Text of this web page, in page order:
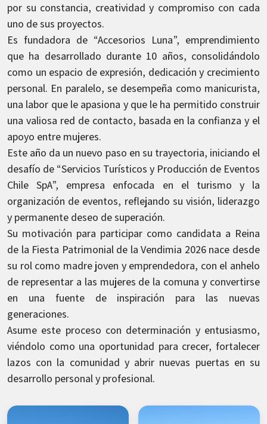
por su constancia, creatividad y compromiso con cada
uno de sus proyectos.
Es fundadora de “Accesorios Luna”, emprendimiento
que ha desarrollado durante 10 años, consolidándolo
como un espacio de expresión, dedicación y crecimiento
personal. En paralelo, se desempeña como manicurista,
una labor que le apasiona y que le ha permitido construir
una valiosa red de contacto, basada en la confianza y el
apoyo entre mujeres.
Este año da un nuevo paso en su trayectoria, iniciando el
desafío de “Servicios Turísticos y Producción de Eventos
Chile SpA”, empresa enfocada en el turismo y la
organización de eventos, reflejando su visión, liderazgo
y permanente deseo de superación.
Su motivación para participar como candidata a Reina
de la Fiesta Patrimonial de la Vendimia 2026 nace desde
su rol como madre joven y emprendedora, con el anhelo
de representar a las mujeres de la comuna y convertirse
en una fuente de inspiración para las nuevas
generaciones.
Asume este proceso con determinación y entusiasmo,
viéndolo como una oportunidad para crecer, fortalecer
lazos con la comunidad y abrir nuevas puertas en su
desarrollo personal y profesional.